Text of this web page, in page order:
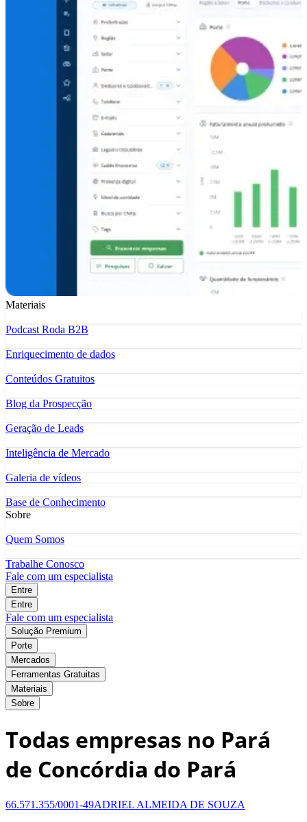
Materiais
Podcast Roda B2B
Enriquecimento de dados
Conteúdos Gratuitos
Blog da Prospecção
Geração de Leads
Inteligência de Mercado
Galeria de vídeos
Base de Conhecimento
Sobre
Quem Somos
Trabalhe Conosco
Fale com um especialista
Entre
Entre
Fale com um especialista
Solução Premium
Porte
Mercados
Ferramentas Gratuitas
Materiais
Sobre
Todas empresas no Pará
de Concórdia do Pará
66.571.355/0001-49ADRIEL ALMEIDA DE SOUZA